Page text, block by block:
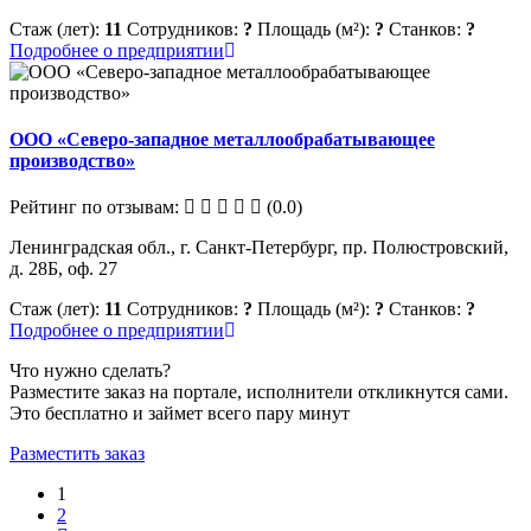
Стаж (лет): 11 Сотрудников: ? Площадь (м²): ? Станков: ?
Подробнее о предприятии
ООО «Северо-западное металлообрабатывающее
производство»
Рейтинг по отзывам:
(0.0)
Ленинградская обл., г. Санкт-Петербург, пр. Полюстровский,
д. 28Б, оф. 27
Стаж (лет): 11 Сотрудников: ? Площадь (м²): ? Станков: ?
Подробнее о предприятии
Что нужно сделать?
Разместите заказ на портале, исполнители откликнутся сами.
Это бесплатно и займет всего пару минут
Разместить заказ
1
2